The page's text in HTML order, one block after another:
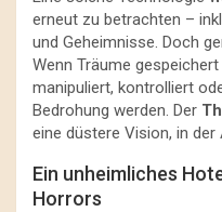
erneut zu betrachten –
und Geheimnisse. Doch
Wenn Träume
manipuliert, kontrolliert
Bedrohung werden. Der
eine düstere Vision, in
Ein unheimliches
Horrors